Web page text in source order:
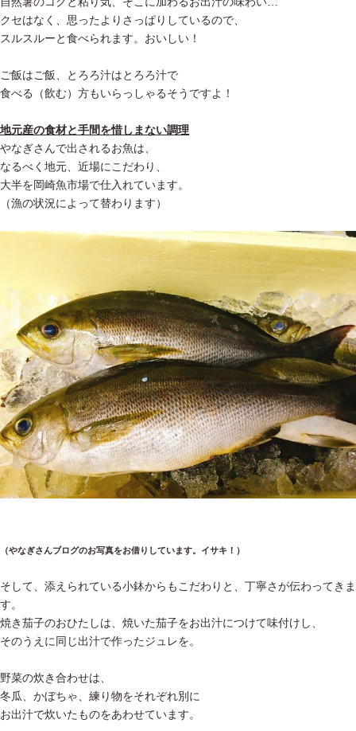
クセはなく、思ったよりさっぱりしているので、
スルスルーと食べられます。おいしい！
ご飯はご飯、とろろ汁はとろろ汁で
食べる（飲む）方もいらっしゃるそうですよ！
地元産の食材と手間を惜しまない調理
やなぎさんで出されるお魚は、
なるべく地元、近場にこだわり、
大半を岡崎魚市場で仕入れています。
（漁の状況によって替わります）
（やなぎさんブログのお写真をお借りしています。イサキ！）
そして、添えられている小鉢からもこだわりと、丁寧さが伝わってきま
す。
焼き茄子のおひたしは、焼いた茄子をお出汁につけて味付けし、
そのうえに同じ出汁で作ったジュレを。
野菜の炊き合わせは、
冬瓜、かぼちゃ、練り物をそれぞれ別に
お出汁で炊いたものをあわせています。